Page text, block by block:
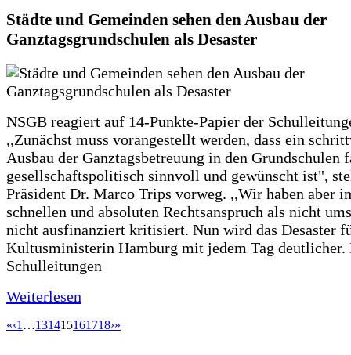
Städte und Gemeinden sehen den Ausbau der
Ganztagsgrundschulen als Desaster
NSGB reagiert auf 14-Punkte-Papier der
,,Zunächst muss vorangestellt werden, dass ein
Ausbau der Ganztagsbetreuung in den Grundschulen
gesellschaftspolitisch sinnvoll und gewünscht ist",
Präsident Dr. Marco Trips vorweg. ,,Wir haben aber
schnellen und absoluten Rechtsanspruch als nicht
nicht ausfinanziert kritisiert. Nun wird das Desaster
Kultusministerin Hamburg mit jedem Tag deutlicher.
Schulleitungen
Weiterlesen
«‹1 …131415161718›»